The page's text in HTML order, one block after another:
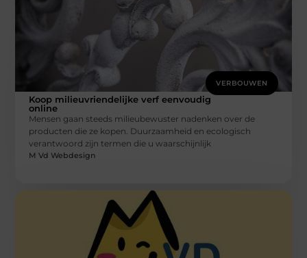
VERBOUWEN
Koop milieuvriendelijke verf eenvoudig
online
Mensen gaan steeds milieubewuster nadenken over de
producten die ze kopen. Duurzaamheid en ecologisch
verantwoord zijn termen die u waarschijnlijk
M Vd Webdesign